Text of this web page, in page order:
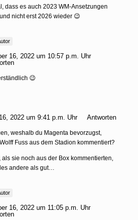
dass es auch 2023 WM-Ansetzungen
nicht erst 2026 wieder 😉
16, 2022 um 10:57 p.m. Uhr
😉
2022 um 9:41 p.m. Uhr
Antworten
weshalb du Magenta bevorzugst,
Fuss aus dem Stadion kommentiert?
als sie noch aus der Box kommentierten,
andere als gut…
16, 2022 um 11:05 p.m. Uhr